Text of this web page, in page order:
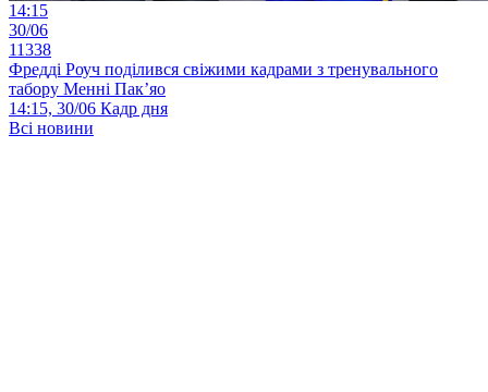
14:15
30/06
11338
Фредді Роуч поділився свіжими кадрами з тренувального
табору Менні Пак’яо
14:15, 30/06 Кадр дня
Всі новини